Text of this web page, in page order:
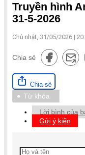
Truyền hình
31-5-2026
Chủ nhật, 31/05/2026 |
Chia sẻ
Chia sẻ
Từ khóa
Lời bình của
Gửi ý kiến